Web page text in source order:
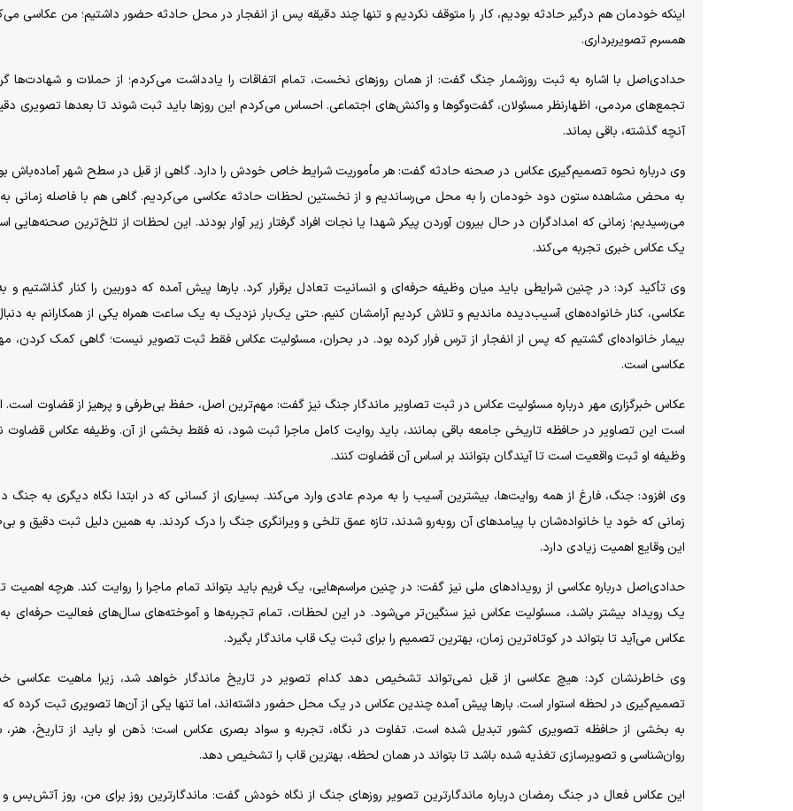
اینکه خودمان هم درگیر حادثه بودیم، کار را متوقف نکردیم و تنها چند دقیقه پس از انفجار در محل حادثه حضور داشتیم؛ من عکاسی
همسرم تصویربرداری.
حدادی‌اصل با اشاره به ثبت روزشمار جنگ گفت: از همان روز‌های نخست، تمام اتفاقات را یادداشت می‌کردم؛ از حملات و شهادت‌ها
تجمع‌های مردمی، اظهارنظر مسئولان، گفت‌و‌گو‌ها و واکنش‌های اجتماعی. احساس می‌کردم این روز‌ها باید ثبت شوند تا بعد‌ها تصویری
آنچه گذشته، باقی بماند.
وی درباره نحوه تصمیم‌گیری عکاس در صحنه حادثه گفت: هر مأموریت شرایط خاص خودش را دارد. گاهی از قبل در سطح شهر آماده‌باش
به محض مشاهده ستون دود خودمان را به محل می‌رساندیم و از نخستین لحظات حادثه عکاسی می‌کردیم. گاهی هم با فاصله زمانی
می‌رسیدیم؛ زمانی که امدادگران در حال بیرون آوردن پیکر شهدا یا نجات افراد گرفتار زیر آوار بودند. این لحظات از تلخ‌ترین صحنه‌هایی
یک عکاس خبری تجربه می‌کند.
وی تأکید کرد: در چنین شرایطی باید میان وظیفه حرفه‌ای و انسانیت تعادل برقرار کرد. بار‌ها پیش آمده که دوربین را کنار گذاشتیم و
عکاسی، کنار خانواده‌های آسیب‌دیده ماندیم و تلاش کردیم آرامشان کنیم. حتی یک‌بار نزدیک به یک ساعت همراه یکی از همکارانم به
بیمار خانواده‌ای گشتیم که پس از انفجار از ترس فرار کرده بود. در بحران، مسئولیت عکاس فقط ثبت تصویر نیست؛ گاهی کمک کردن،
عکاسی است.
عکاس خبرگزاری مهر درباره مسئولیت عکاس در ثبت تصاویر ماندگار جنگ نیز گفت: مهم‌ترین اصل، حفظ بی‌طرفی و پرهیز از قضاوت است.
است این تصاویر در حافظه تاریخی جامعه باقی بمانند، باید روایت کامل ماجرا ثبت شود، نه فقط بخشی از آن. وظیفه عکاس قضاوت
وظیفه او ثبت واقعیت است تا آیندگان بتوانند بر اساس آن قضاوت کنند.
وی افزود: جنگ، فارغ از همه روایت‌ها، بیشترین آسیب را به مردم عادی وارد می‌کند. بسیاری از کسانی که در ابتدا نگاه دیگری به جنگ
زمانی که خود یا خانواده‌شان با پیامدهای آن روبه‌رو شدند، تازه عمق تلخی و ویرانگری جنگ را درک کردند. به همین دلیل ثبت دقیق و
این وقایع اهمیت زیادی دارد.
حدادی‌اصل درباره عکاسی از رویدادهای ملی نیز گفت: در چنین مراسم‌هایی، یک فریم باید بتواند تمام ماجرا را روایت کند. هرچه اهمیت
یک رویداد بیشتر باشد، مسئولیت عکاس نیز سنگین‌تر می‌شود. در این لحظات، تمام تجربه‌ها و آموخته‌های سال‌های فعالیت حرفه‌ای
عکاس می‌آید تا بتواند در کوتاه‌ترین زمان، بهترین تصمیم را برای ثبت یک قاب ماندگار بگیرد.
وی خاطرنشان کرد: هیچ عکاسی از قبل نمی‌تواند تشخیص دهد کدام تصویر در تاریخ ماندگار خواهد شد، زیرا ماهیت عکاسی
تصمیم‌گیری در لحظه استوار است. بارها پیش آمده چندین عکاس در یک محل حضور داشته‌اند، اما تنها یکی از آن‌ها تصویری ثبت کرده که
به بخشی از حافظه تصویری کشور تبدیل شده است. تفاوت در نگاه، تجربه و سواد بصری عکاس است؛ ذهن او باید از تاریخ، هنر،
روان‌شناسی و تصویرسازی تغذیه شده باشد تا بتواند در همان لحظه، بهترین قاب را تشخیص دهد.
این عکاس فعال در جنگ رمضان درباره ماندگارترین تصویر روزهای جنگ از نگاه خودش گفت: ماندگارترین روز برای من، روز آتش‌بس و